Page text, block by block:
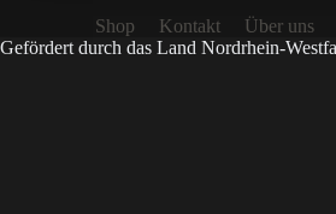
Shop Kontakt Über uns
Gefördert durch das Land Nordrhein-